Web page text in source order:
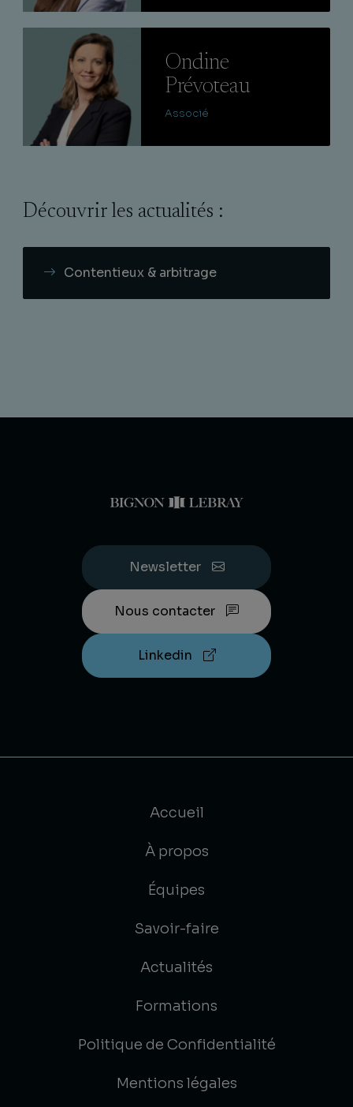
Ondine
Prévoteau
Associé
Découvrir les actualités :
Contentieux & arbitrage
Newsletter
Nous contacter
Linkedin
Accueil
À propos
Équipes
Savoir-faire
Actualités
Formations
Politique de Confidentialité
Mentions légales